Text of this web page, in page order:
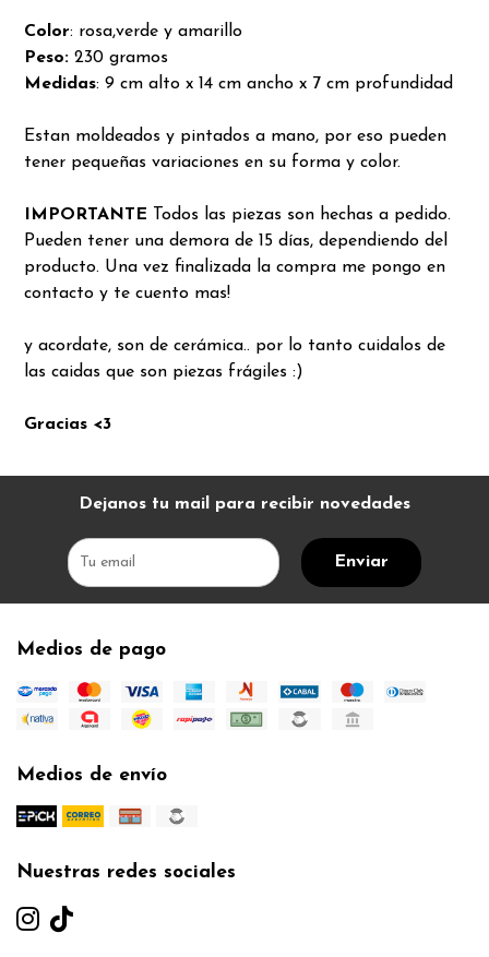
Color: rosa,verde y amarillo
Peso: 230 gramos
Medidas: 9 cm alto x 14 cm ancho x 7 cm profundidad
Estan moldeados y pintados a mano, por eso pueden
tener pequeñas variaciones en su forma y color.
IMPORTANTE
Todos las piezas son hechas a pedido.
Pueden tener una demora de 15 días, dependiendo del
producto. Una vez finalizada la compra me pongo en
contacto y te cuento mas!
y acordate, son de cerámica.. por lo tanto cuidalos de
las caidas que son piezas frágiles :)
Gracias <3
Dejanos tu mail para recibir novedades
Enviar
Medios de pago
Medios de envío
Nuestras redes sociales